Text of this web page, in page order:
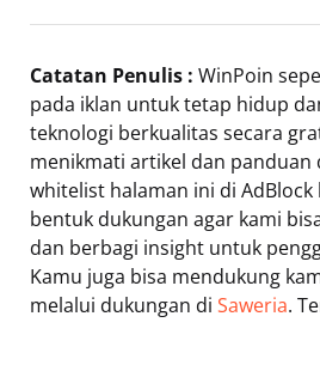
Catatan Penulis : WinPoin
pada iklan untuk tetap hidup
teknologi berkualitas secara
menikmati artikel dan panduan
whitelist halaman ini di AdBlock
bentuk dukungan agar kami
dan berbagi insight untuk
Kamu juga bisa mendukung
melalui dukungan di Saweria.